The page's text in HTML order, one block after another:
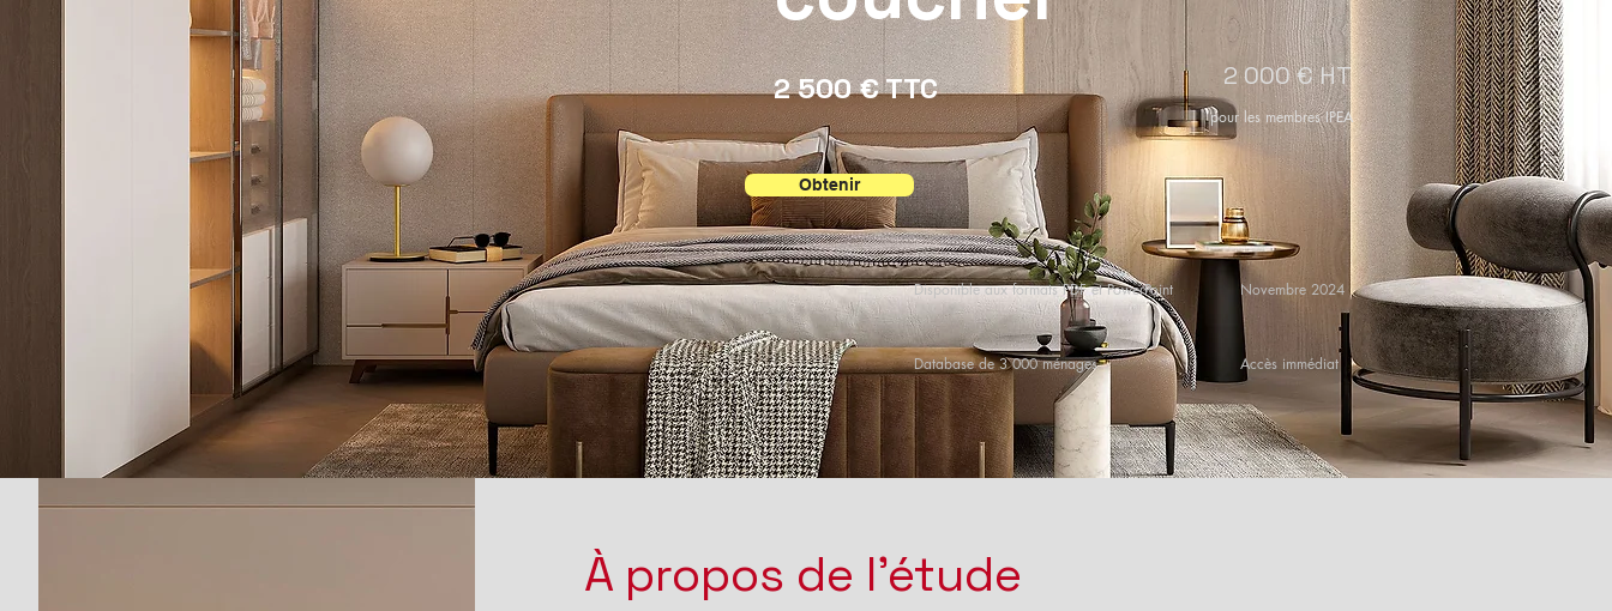
2 500 € TTC 2 000 € HT
pour les membres IPEA
Obtenir
Disponible aux formats PDF et PowerPoint Novembre 2024
Database de 3 000 ménages Accès immédiat
À propos de l'étude